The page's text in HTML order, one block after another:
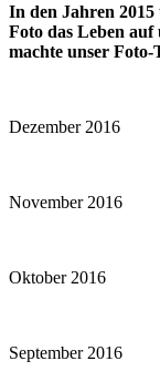
In den Jahren
Foto das Leben
machte unser Foto-
Dezember 2016
November 2016
Oktober 2016
September 2016